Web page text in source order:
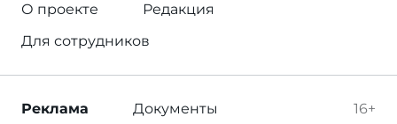
О проекте
Редакция
Для сотрудников
16+
Реклама Документы